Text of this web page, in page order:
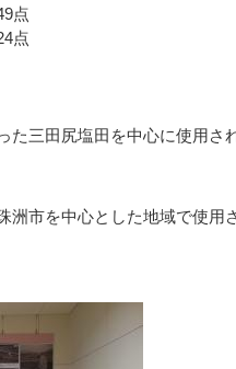
点
点
た三田尻塩田を中心に使用さ
洲市を中心とした地域で使用